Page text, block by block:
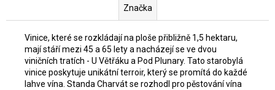
Značka
Vinice, které se rozkládají na ploše přibližně 1,5 hektaru,
mají stáří mezi 45 a 65 lety a nacházejí se ve dvou
viničních tratích - U Větřáku a Pod Plunary. Tato starobylá
vinice poskytuje unikátní terroir, který se promítá do každé
lahve vína. Standa Charvát se rozhodl pro pěstování vína